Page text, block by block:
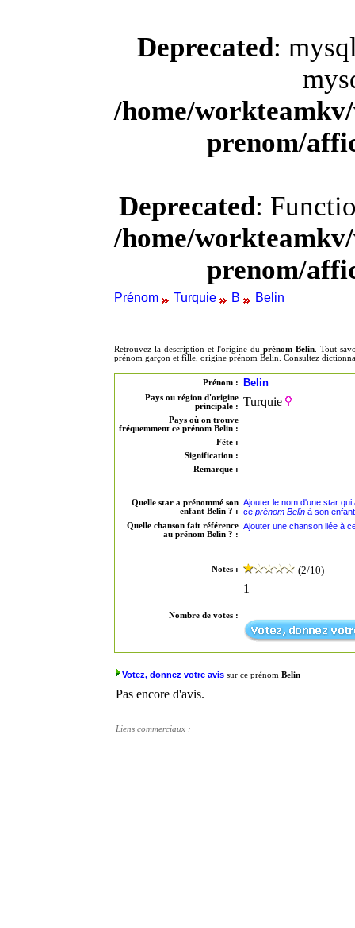
Deprecated:
/home/
prenom/
Deprecated:
/home/
prenom/
Prénom Turquie B Belin
Retrouvez la description et l'origine duprénom Belin . Tout
prénom garçon et fille, origine prénom Belin. Consultez
Prénom : Belin
Pays ou région d'origine
principale :
Turquie
Pays où on trouve
fréquemment ce prénom Belin :
Fête :
Signification :
Remarque :
Quelle star a prénommé son
enfant Belin ? :
Ajouter le nom d'une star qui
ce prénom Belin à son enfant
Quelle chanson fait référence
au prénom Belin ? :
Ajouter une chanson liée à
Notes : (2/10)
Nombre de votes :
1
Votez, donnez votre avis sur ce prénom Belin
Pas encore d'avis.
Liens commerciaux :